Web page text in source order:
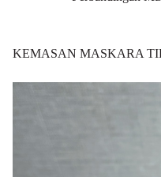
KEMASAN MASKARA